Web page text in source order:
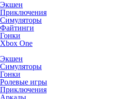
Экшен
Приключения
Симуляторы
Файтинги
Гонки
Xbox One
Экшен
Симуляторы
Гонки
Ролевые игры
Приключения
Аркады